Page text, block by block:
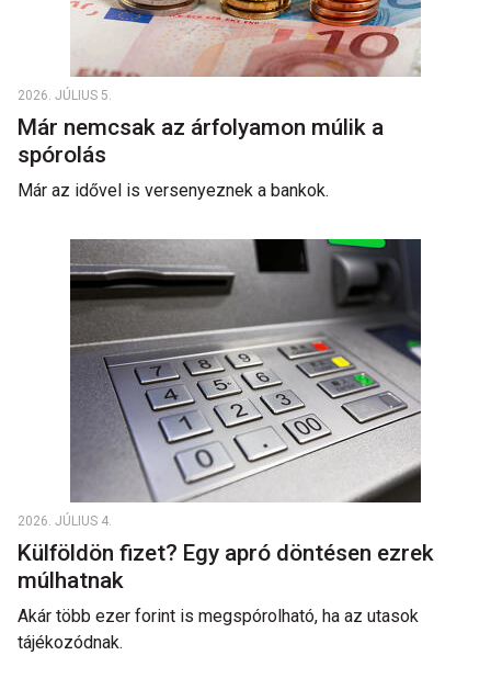
2026. JÚLIUS 5.
Már nemcsak az árfolyamon múlik a
spórolás
Már az idővel is versenyeznek a bankok.
2026. JÚLIUS 4.
Külföldön fizet? Egy apró döntésen ezrek
múlhatnak
Akár több ezer forint is megspórolható, ha az utasok
tájékozódnak.